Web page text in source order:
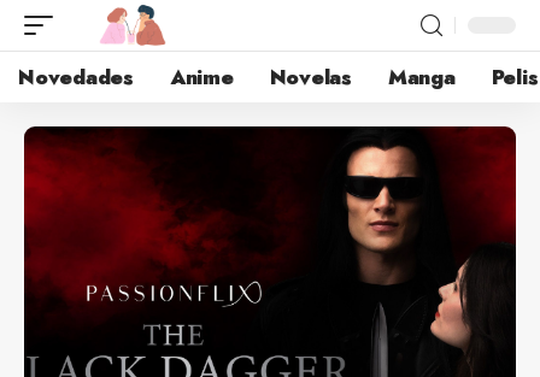
Novedades Anime Novelas Manga Pelis